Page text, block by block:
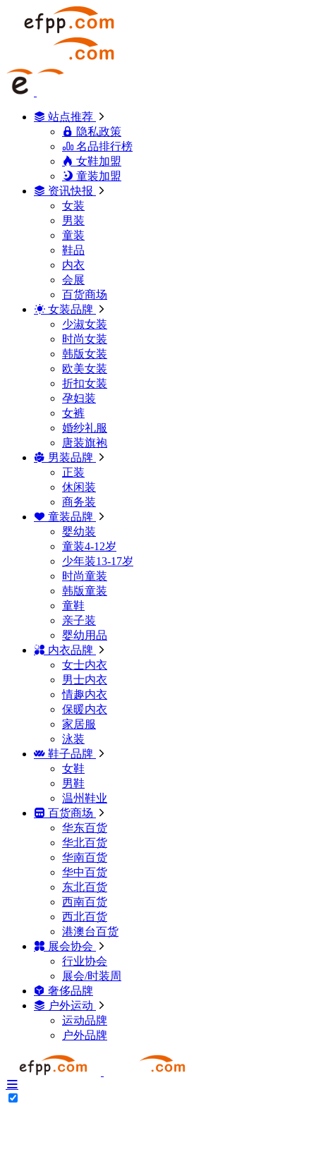
站点推荐
隐私政策
名品排行榜
女鞋加盟
童装加盟
资讯快报
女装
男装
童装
鞋品
内衣
会展
百货商场
女装品牌
少淑女装
时尚女装
韩版女装
欧美女装
折扣女装
孕妇装
女裤
婚纱礼服
唐装旗袍
男装品牌
正装
休闲装
商务装
童装品牌
婴幼装
童装4-12岁
少年装13-17岁
时尚童装
韩版童装
童鞋
亲子装
婴幼用品
内衣品牌
女士内衣
男士内衣
情趣内衣
保暖内衣
家居服
泳装
鞋子品牌
女鞋
男鞋
温州鞋业
百货商场
华东百货
华北百货
华南百货
华中百货
东北百货
西南百货
西北百货
港澳台百货
展会协会
行业协会
展会/时装周
奢侈品牌
户外运动
运动品牌
户外品牌